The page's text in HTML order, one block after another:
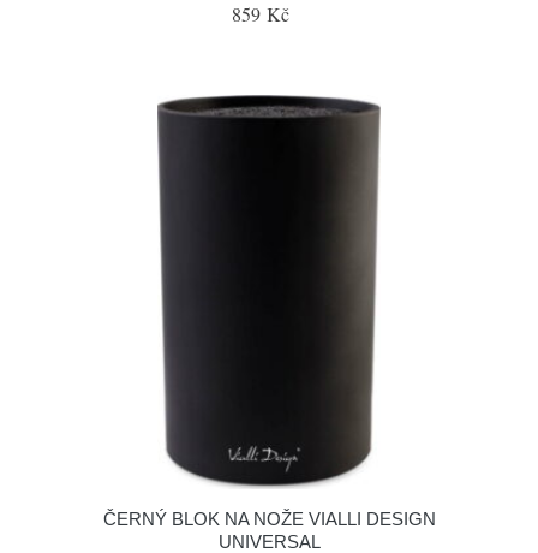
859 Kč
ČERNÝ BLOK NA NOŽE VIALLI DESIGN
UNIVERSAL